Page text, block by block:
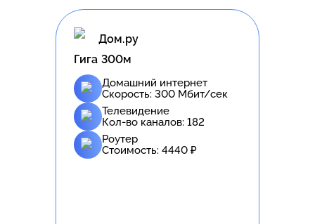
Дом.ру
Гига 300м
Домашний интернет
Скорость: 300 Мбит/сек
Телевидение
Кол-во каналов: 182
Роутер
Стоимость: 4440 ₽